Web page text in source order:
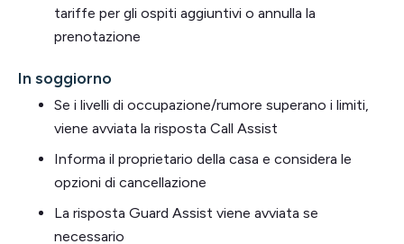
tariffe per gli ospiti aggiuntivi o annulla la
prenotazione
In soggiorno
Se i livelli di occupazione/rumore superano i limiti,
viene avviata la risposta Call Assist
Informa il proprietario della casa e considera le
opzioni di cancellazione
La risposta Guard Assist viene avviata se
necessario